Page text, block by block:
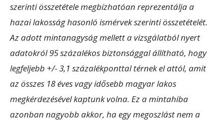
szerinti összetétele megbízhatóan reprezentálja a
hazai lakosság hasonló ismérvek szerinti összetételét.
Az adott mintanagyság mellett a vizsgálatból nyert
adatokról 95 százalékos biztonsággal állítható, hogy
legfeljebb +/- 3,1 százalékponttal térnek el attól, amit
az összes 18 éves vagy idősebb magyar lakos
megkérdezésével kaptunk volna. Ez a mintahiba
azonban nagyobb akkor, ha egy megoszlást nem a